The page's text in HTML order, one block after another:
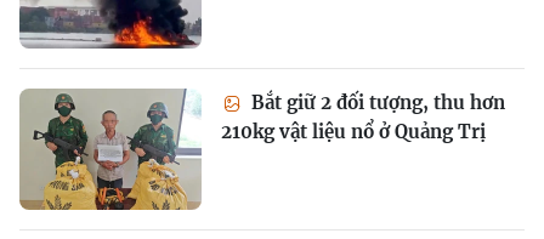
Bắt giữ 2 đối tượng, thu hơn
210kg vật liệu nổ ở Quảng Trị